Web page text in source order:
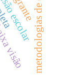
visãometodologias de ensino